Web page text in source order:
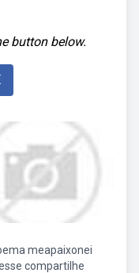
button below.
meapaixonei
compartilhe